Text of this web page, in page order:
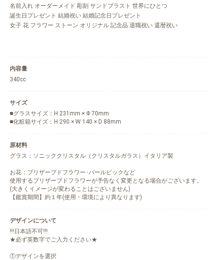
名前入れ オーダーメイド 彫刻 サンドブラスト 世界にひとつ
誕生日プレゼント 結婚祝い 結婚記念日プレゼント
女子 花 フラワー ストーン オリジナル 記念品 退職祝い 還暦祝い
内容量
340cc
サイズ
■グラスサイズ：H 231mm × Φ 70mm
■化粧箱サイズ：H 290 × W 140 × D 88mm
原材料
グラス：ソニッククリスタル（クリスタルガラス）イタリア製
お花：プリザーブドフラワー･パールピックなど
使用するプリザーブドフラワーが予告なく変更となる場合がございます。
(大きくイメージが変わることはございません)
【鑑賞期間】約１年(使用・環境により異なります)
デザインについて
!!!日本語不可!!!
★必ず英数字でご入力ください★
①デザインを選択